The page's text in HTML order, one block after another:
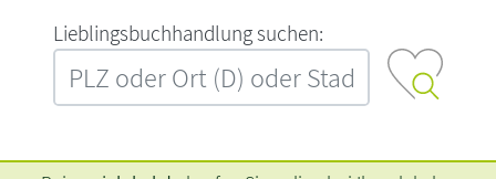
L‍i‍e‍b‍l‍i‍n‍g‍s‍b‍u‍c‍h‍h‍a‍n‍d‍l‍u‍n‍g‍ ‍s‍u‍c‍h‍e‍n‍:‍